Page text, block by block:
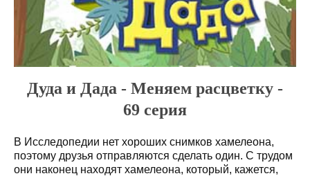
Дуда и Дада - Меняем расцветку -
69 серия
В Исследопедии нет хороших снимков хамелеона,
поэтому друзья отправляются сделать один. С трудом
они наконец находят хамелеона, который, кажется,